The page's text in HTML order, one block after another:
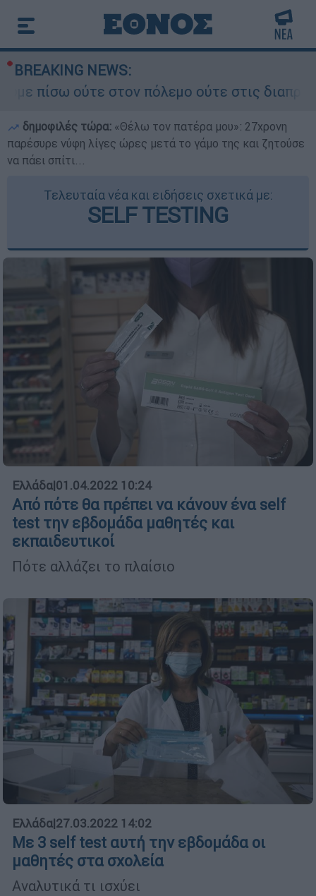
BREAKING NEWS:
στον πόλεμο ούτε στις διαπραγματεύσεις»
δημοφιλές τώρα: «Θέλω τον πατέρα μου»: 27χρονη
παρέσυρε νύφη λίγες ώρες μετά το γάμο της και ζητούσε
να πάει σπίτι...
Τελευταία νέα και ειδήσεις σχετικά με:
SELF TESTING
Ελλάδα|01.04.2022 10:24
Από πότε θα πρέπει να κάνουν ένα self
test την εβδομάδα μαθητές και
εκπαιδευτικοί
Πότε αλλάζει το πλαίσιο
Ελλάδα|27.03.2022 14:02
Με 3 self test αυτή την εβδομάδα οι
μαθητές στα σχολεία
Αναλυτικά τι ισχύει